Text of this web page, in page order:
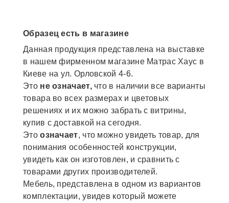
Образец есть в магазине
Данная продукция представлена на выставке
в нашем фирменном магазине Матрас Хаус в
Киеве на ул. Орловской 4-6.
Этоне означает,что в наличии все варианты
товара во всех размерах и цветовых
решениях и их можно забрать с витрины,
купив с доставкой на сегодня.
Этоозначает, что можно увидеть товар, для
понимания особенностей конструкции,
увидеть как он изготовлен, и сравнить с
товарами других производителей.
Мебель, представлена в одном из вариантов
комплектации, увидев который можете